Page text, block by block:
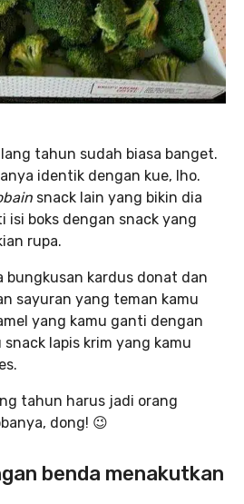
tahun sudah biasa banget.
identik dengan kue, lho.
snack lain yang bikin dia
isi boks dengan snack yang
rupa.
bungkusan kardus donat dan
sayuran yang teman kamu
yang kamu ganti dengan
lapis krim yang kamu
tahun harus jadi orang
dong! 😉
benda menakutkan